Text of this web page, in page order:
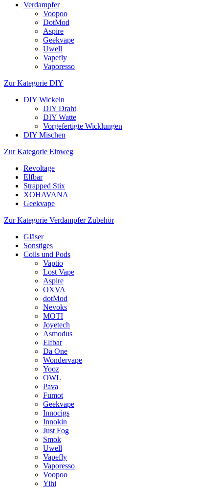
Verdampfer
Voopoo
DotMod
Aspire
Geekvape
Uwell
Vapefly
Vaporesso
Zur Kategorie DIY
DIY Wickeln
DIY Draht
DIY Watte
Vorgefertigte Wicklungen
DIY Mischen
Zur Kategorie Einweg
Revoltage
Elfbar
Strapped Stix
XOHAVANA
Geekvape
Zur Kategorie Verdampfer Zubehör
Gläser
Sonstiges
Coils und Pods
Vaptio
Lost Vape
Aspire
OXVA
dotMod
Nevoks
MOTI
Joyetech
Asmodus
Elfbar
Da One
Wondervape
Yooz
OWL
Pava
Fumot
Geekvape
Innocigs
Innokin
Just Fog
Smok
Uwell
Vapefly
Vaporesso
Voopoo
Yihi